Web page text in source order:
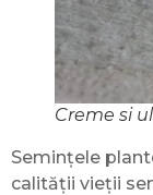
Creme si
Semințele
calității vieții